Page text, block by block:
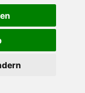
Einfach.